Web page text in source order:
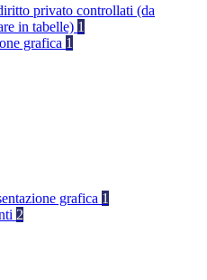
privato controllati (da
in tabelle) 1
grafica 1
grafica 1
2